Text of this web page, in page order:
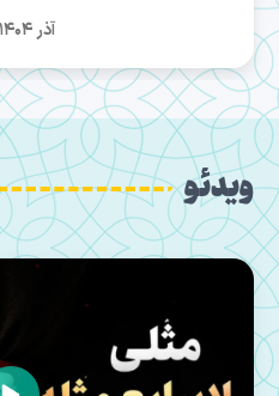
بهمن 1404
ویدئو